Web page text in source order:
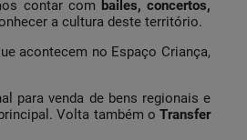
contar com bailes, concertos,
a cultura deste território.
acontecem no Espaço Criança,
para venda de bens regionais e
Volta também oTransfer